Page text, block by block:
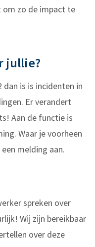
om zo de impact te
jullie?
dan is is incidenten in
Er verandert
Aan de functie is
Waar je voorheen
melding aan.
spreken over
Wij zijn bereikbaar
over deze